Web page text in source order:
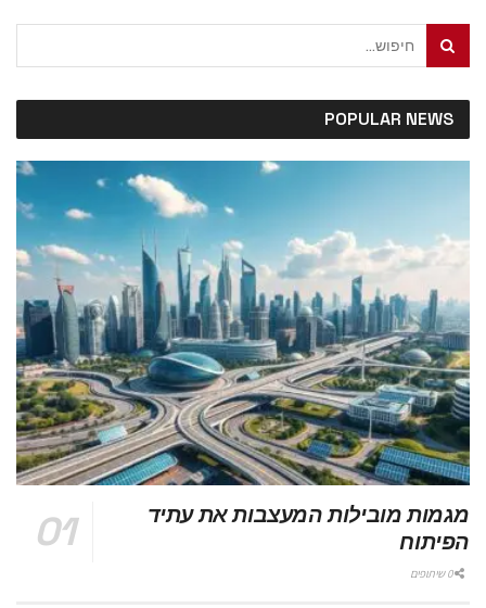
POPULAR NEWS
מגמות מובילות המעצבות את עתיד
הפיתוח
0 שיתופים